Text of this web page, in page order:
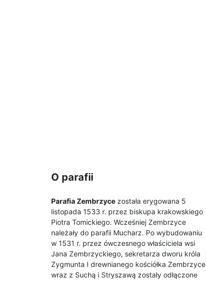
O parafii
Parafia Zembrzyce została erygowana 5
listopada 1533 r. przez biskupa krakowskiego
Piotra Tomickiego. Wcześniej Zembrzyce
należały do parafii Mucharz. Po wybudowaniu
w 1531 r. przez ówczesnego właściciela wsi
Jana Zembrzyckiego, sekretarza dworu króla
Zygmunta I drewnianego kościółka Zembrzyce
wraz z Suchą i Stryszawą zostały odłączone